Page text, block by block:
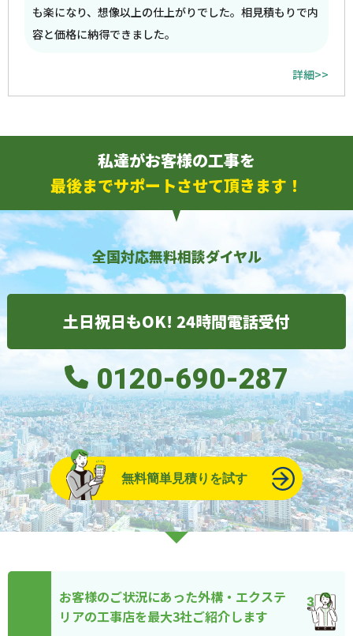
も楽になり、想像以上の仕上がりでした。相見積もりで内
容と価格に納得できました。
詳細>>
私達がお客様の工事を
最後までサポートさせて頂きます！
全国対応無料相談ダイヤル
土日祝日もOK! 24時間電話受付
0120-690-287
無料簡単見積りを試す
お客様のご状況にあった外構・エクステ
リアの工事店を最大3社ご紹介します